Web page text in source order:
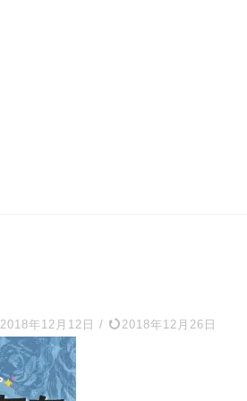
2018年12月12日 / 2018年12月26日